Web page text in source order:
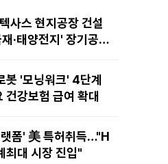
사스 현지공장 건설
·태양전지' 장기공급
봇 '모닝워크' 4단계
건강보험 급여 확대
폼' 美 특허취득…"H
최대 시장 진입"